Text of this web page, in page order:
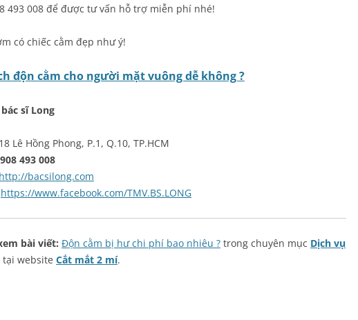
493 008 để được tư vấn hỗ trợ miễn phí nhé!
có chiếc cằm đẹp như ý!
độn cằm cho người mặt vuông dễ không ?
sĩ Long
Lê Hồng Phong, P.1, Q.10, TP.HCM
493 008
http://bacsilong.com
https://www.facebook.com/TMV.BS.LONG
bài viết: Độn cằm bị hư chi phí bao nhiêu ? trong chuyên mục Dịch vụ
tại website Cắt mắt 2 mí.